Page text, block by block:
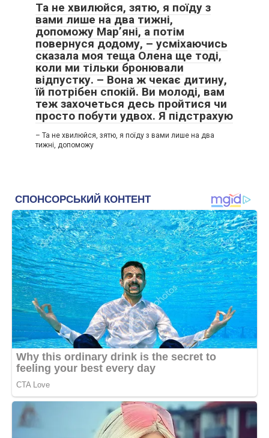
Та не хвилюйся, зятю, я поїду з
вами лише на два тижні,
допоможу Мар’яні, а потім
повернуся додому, – усміхаючись
сказала моя теща Олена ще тоді,
коли ми тільки бронювали
відпустку. – Вона ж чекає дитину,
їй потрібен спокій. Ви молоді, вам
теж захочеться десь пройтися чи
просто побути удвох. Я підстрахую
– Та не хвилюйся, зятю, я поїду з вами лише на два
тижні, допоможу